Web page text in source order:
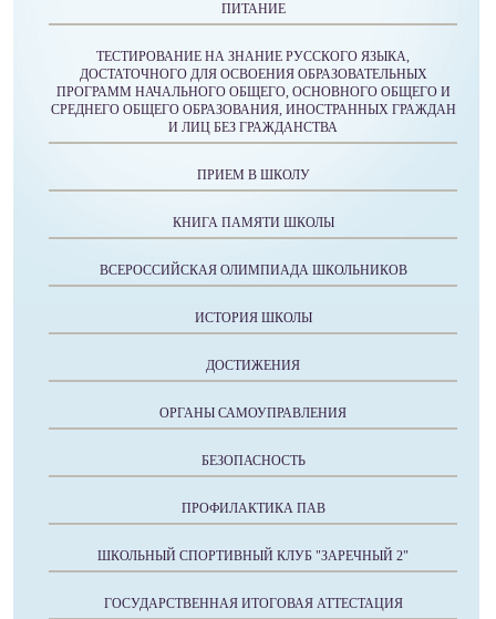
ПИТАНИЕ
ТЕСТИРОВАНИЕ НА ЗНАНИЕ РУССКОГО ЯЗЫКА,
ДОСТАТОЧНОГО ДЛЯ ОСВОЕНИЯ ОБРАЗОВАТЕЛЬНЫХ
ПРОГРАММ НАЧАЛЬНОГО ОБЩЕГО, ОСНОВНОГО ОБЩЕГО И
СРЕДНЕГО ОБЩЕГО ОБРАЗОВАНИЯ, ИНОСТРАННЫХ ГРАЖДАН
И ЛИЦ БЕЗ ГРАЖДАНСТВА
ПРИЕМ В ШКОЛУ
КНИГА ПАМЯТИ ШКОЛЫ
ВСЕРОССИЙСКАЯ ОЛИМПИАДА ШКОЛЬНИКОВ
ИСТОРИЯ ШКОЛЫ
ДОСТИЖЕНИЯ
ОРГАНЫ САМОУПРАВЛЕНИЯ
БЕЗОПАСНОСТЬ
ПРОФИЛАКТИКА ПАВ
ШКОЛЬНЫЙ СПОРТИВНЫЙ КЛУБ "ЗАРЕЧНЫЙ 2"
ГОСУДАРСТВЕННАЯ ИТОГОВАЯ АТТЕСТАЦИЯ